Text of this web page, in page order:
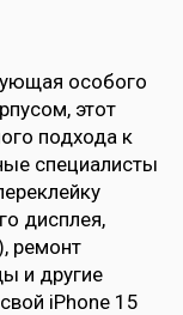
особого
этот
подхода к
специалисты
дисплея,
ремонт
и другие
iPhone 15